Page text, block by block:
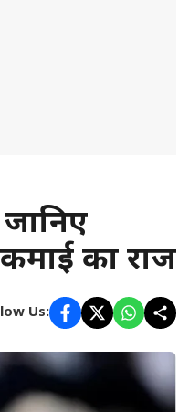
का राज
Us: